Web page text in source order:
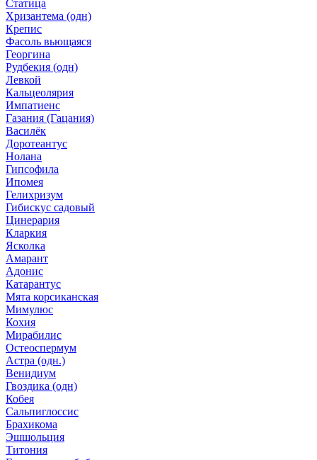
Статица
Хризантема (одн)
Крепис
Фасоль вьющаяся
Георгина
Рудбекия (одн)
Левкой
Кальцеолярия
Импатиенс
Газания (Гацания)
Василёк
Доротеантус
Нолана
Гипсофила
Ипомея
Гелихризум
Гибискус садовый
Цинерария
Кларкия
Ясколка
Амарант
Адонис
Катарантус
Мята корсиканская
Мимулюс
Кохия
Мирабилис
Остеоспермум
Астра (одн.)
Венидиум
Гвоздика (одн)
Кобея
Сальпиглоссис
Брахикома
Эшшольция
Титония